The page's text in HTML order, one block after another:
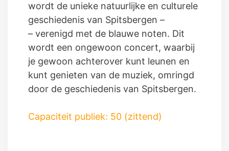
wordt de unieke natuurlijke en culturele
geschiedenis van Spitsbergen –
– verenigd met de blauwe noten. Dit
wordt een ongewoon concert, waarbij
je gewoon achterover kunt leunen en
kunt genieten van de muziek, omringd
door de geschiedenis van Spitsbergen.
Capaciteit publiek: 50 (zittend)